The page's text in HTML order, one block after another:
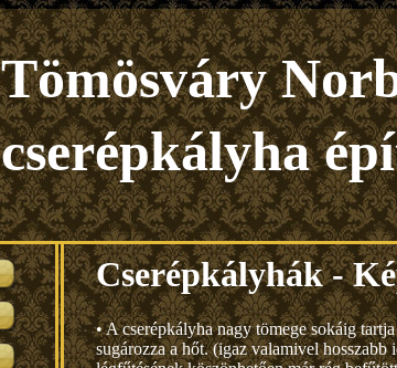
Tömösváry
cserépkályha
Cserépkályhák -
• A cserépkályha nagy tömege sokáig
sugározza a hőt. (igaz valamivel